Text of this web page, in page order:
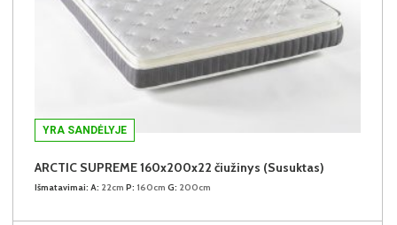
YRA SANDĖLYJE
ARCTIC SUPREME 160x200x22 čiužinys (Susuktas)
Išmatavimai: A: 22cm P: 160cm G: 200cm